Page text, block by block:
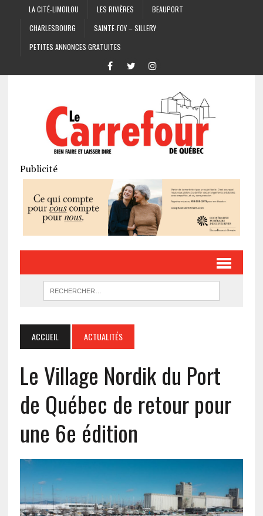
LA CITÉ-LIMOILOU LES RIVIÈRES
BEAUPORT
CHARLESBOURG
SAINTE-FOY – SILLERY
PETITES ANNONCES GRATUITES
Publicité
ACCUEIL ACTUALITÉS
Le Village Nordik du Port
de Québec de retour pour
une 6e édition